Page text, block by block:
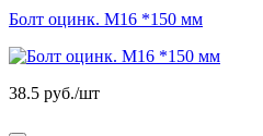
Болт оцинк. М16 *150 мм
38.5 руб./шт